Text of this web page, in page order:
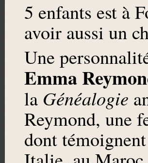
5 enfants est à
avoir aussi un
Une
Emma
la Généalogie
Reymond, une
dont